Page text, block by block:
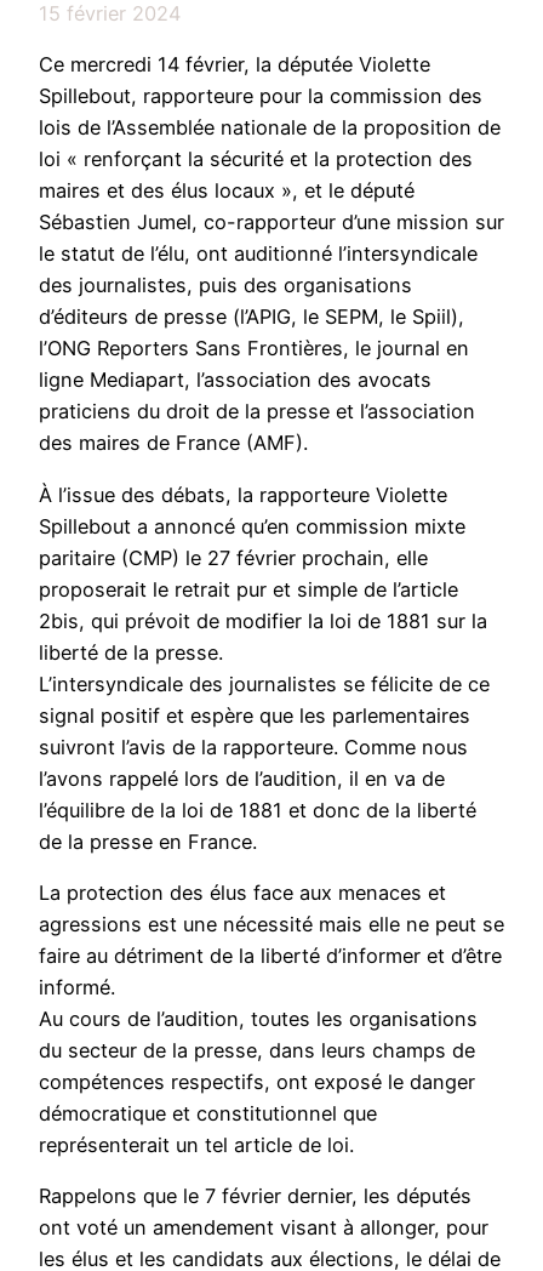
15 février 2024
Ce mercredi 14 février, la députée Violette
Spillebout, rapporteure pour la commission des
lois de l’Assemblée nationale de la proposition de
loi « renforçant la sécurité et la protection des
maires et des élus locaux », et le député
Sébastien Jumel, co-rapporteur d’une mission sur
le statut de l’élu, ont auditionné l’intersyndicale
des journalistes, puis des organisations
d’éditeurs de presse (l’APIG, le SEPM, le Spiil),
l’ONG Reporters Sans Frontières, le journal en
ligne Mediapart, l’association des avocats
praticiens du droit de la presse et l’association
des maires de France (AMF).
À l’issue des débats, la rapporteure Violette
Spillebout a annoncé qu’en commission mixte
paritaire (CMP) le 27 février prochain, elle
proposerait le retrait pur et simple de l’article
2bis, qui prévoit de modifier la loi de 1881 sur la
liberté de la presse.
L’intersyndicale des journalistes se félicite de ce
signal positif et espère que les parlementaires
suivront l’avis de la rapporteure. Comme nous
l’avons rappelé lors de l’audition, il en va de
l’équilibre de la loi de 1881 et donc de la liberté
de la presse en France.
La protection des élus face aux menaces et
agressions est une nécessité mais elle ne peut se
faire au détriment de la liberté d’informer et d’être
informé.
Au cours de l’audition, toutes les organisations
du secteur de la presse, dans leurs champs de
compétences respectifs, ont exposé le danger
démocratique et constitutionnel que
représenterait un tel article de loi.
Rappelons que le 7 février dernier, les députés
ont voté un amendement visant à allonger, pour
les élus et les candidats aux élections, le délai de